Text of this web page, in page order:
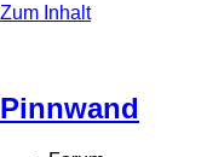
Zum Inhalt
Pinnwand